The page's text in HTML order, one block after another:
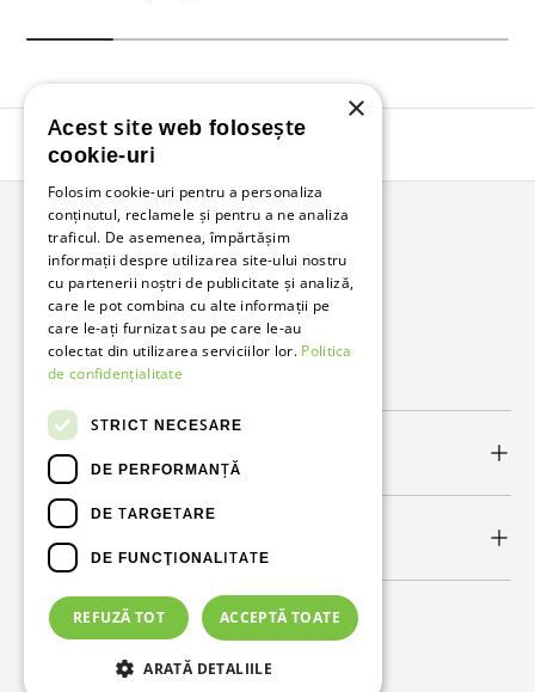
Înapoi în sus
Bunzl Romania
Soluții complete pentru afacerea ta.
FacebookLinkedIn
Link-uri utile
Newsletter
Metode de plată acceptate
Bunzl Romania.
×
Acest site web folosește
cookie-uri
Folosim cookie-uri pentru a personaliza
conținutul, reclamele și pentru a ne analiza
traficul. De asemenea, împărtășim
informații despre utilizarea site-ului nostru
cu partenerii noștri de publicitate și analiză,
care le pot combina cu alte informații pe
care le-ați furnizat sau pe care le-au
colectat din utilizarea serviciilor lor. Politica
de confidențialitate
STRICT NECESARE
DE PERFORMANȚĂ
DE TARGETARE
DE FUNCŢIONALITATE
ACCEPTĂ TOATE
REFUZĂ TOT
ARATĂ DETALIILE